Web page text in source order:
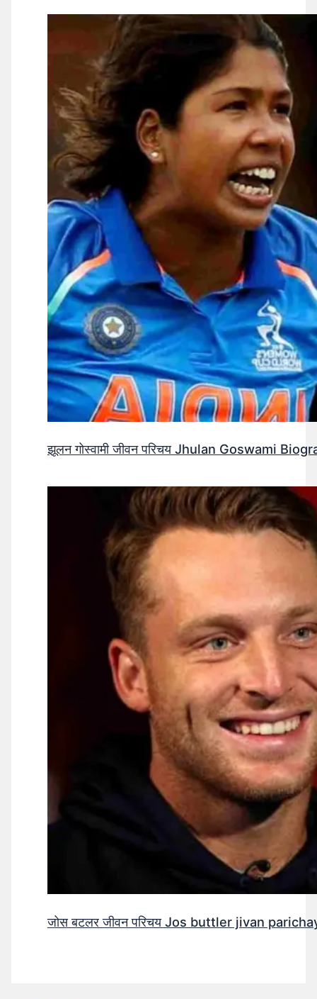
झूलन गोस्वामी जीवन परिचय Jhulan Goswami
जोस बटलर जीवन परिचय Jos buttler jivan